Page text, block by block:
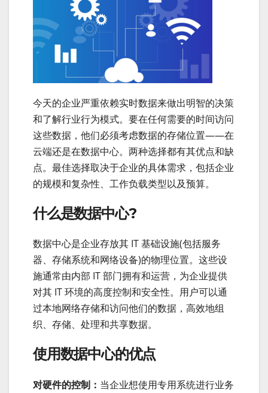
今天的企业严重依赖实时数据来做出明智的决策
和了解行业行为模式。要在任何需要的时间访问
这些数据，他们必须考虑数据的存储位置——在
云端还是在数据中心。两种选择都有其优点和缺
点。最佳选择取决于企业的具体需求，包括企业
的规模和复杂性、工作负载类型以及预算。
什么是数据中心?
数据中心是企业存放其 IT 基础设施(包括服务
器、存储系统和网络设备)的物理位置。这些设
施通常由内部 IT 部门拥有和运营，为企业提供
对其 IT 环境的高度控制和安全性。用户可以通
过本地网络存储和访问他们的数据，高效地组
织、存储、处理和共享数据。
使用数据中心的优点
对硬件的控制： 当企业想使用专用系统进行业务